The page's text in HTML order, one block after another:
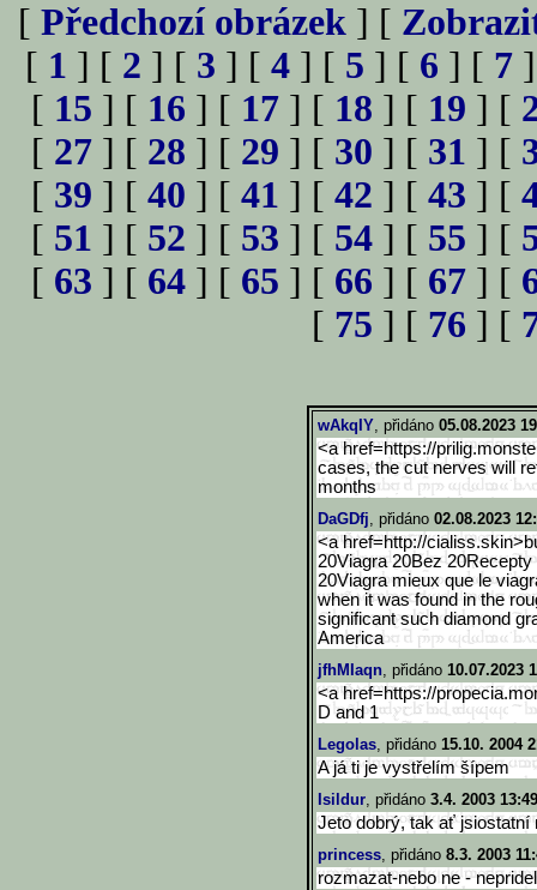
[ Předchozí obrázek ] [
[ 1 ] [ 2 ] [ 3 ] [ 4 ] [ 5 ] [ 6 ] [ 7
[ 15 ] [ 16 ] [ 17 ] [ 18 ] [ 19 ] [
[ 27 ] [ 28 ] [ 29 ] [ 30 ] [ 31 ] [
[ 39 ] [ 40 ] [ 41 ] [ 42 ] [ 43 ] [
[ 51 ] [ 52 ] [ 53 ] [ 54 ] [ 55 ] [
[ 63 ] [ 64 ] [ 65 ] [ 66 ] [ 67 ] [
[ 75 ] [ 76 ] [
wAkqIY, přidáno 05.08.2023
<a href=https://
cases, the cut nerves will
months
DaGDfj, přidáno 02.08.2023
<a href=http://
20Viagra 20Bez
20Viagra mieux que le
when it was found in the
significant such diamond
America
jfhMIaqn, přidáno 10.07.2023
<a href=https://
D and 1
Legolas, přidáno 15.10. 2004
A já ti je vystřelím šípem
Isildur, přidáno 3.4. 2003
Jeto dobrý, tak ať jsiostatní
princess, přidáno 8.3. 2003
rozmazat-nebo ne -